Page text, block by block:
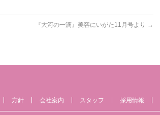
『大河の一滴』美容にいがた11月号より →
方針 会社案内 スタッフ 採用情報